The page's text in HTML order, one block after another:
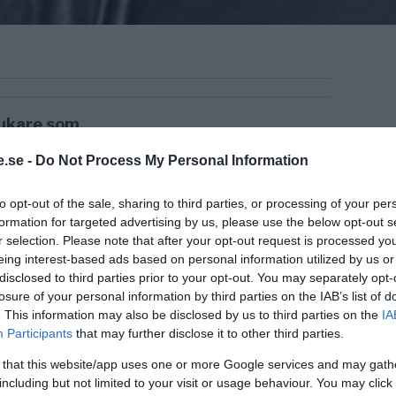
- Do Not Process My Personal Information
opt-out of the sale, sharing to third parties, or processing of your
for targeted advertising by us, please use the below opt-out
selection. Please note that after your opt-out request is processed
interest-based ads based on personal information utilized by us
to third parties prior to your opt-out. You may separately
of your personal information by third parties on the IAB’s list of
This information may also be disclosed by us to third parties on the
Participants that may further disclose it to other third parties.
that this website/app uses one or more Google services and may
but not limited to your visit or usage behaviour. You may
som
och
utan
att det här
jättar som
i och